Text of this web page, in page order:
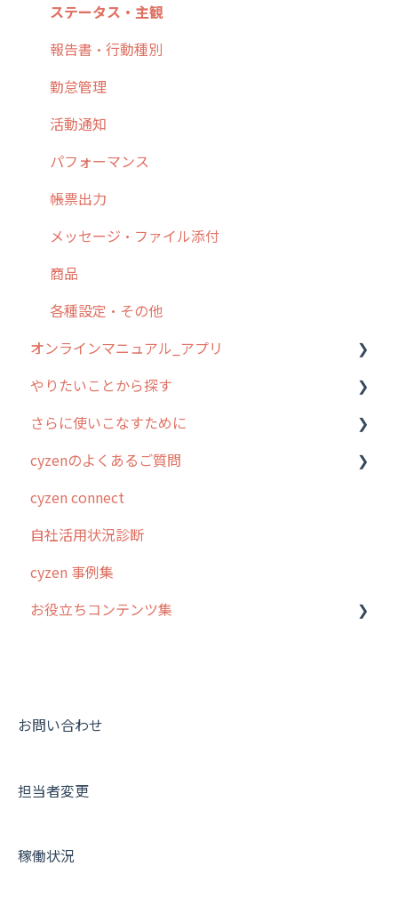
6. 基本的な使い方：ユーザー編
7. 初心者向けよくある質問集
8. 用語集
9. もっと便利に利用するための設定
10.ユーザー向けおすすめの使い方
【業界業種別】cyzen設定方法
ステータス・主観
報告書・行動種別
勤怠管理
活動通知
パフォーマンス
帳票出力
メッセージ・ファイル添付
商品
各種設定・その他
オンラインマニュアル_アプリ
アプリの使い始め
ホーム画面
スポット
報告閲覧
予定
日報
履歴
パフォーマンス
お知らせ
やりたいことから探す
行動管理
勤怠管理
予定管理
スポット
ステータス・主観
報告書・行動種別
活動通知
商品
さらに使いこなすために
はじめに
スポット・ステータス関連オプション
交通費自動計算
安全走行支援
写真管理・高画質化
その他オプション
契約・その他
cyzenのよくあるご質問
ログインについて
グループ・ユーザーについて
GPS・位置情報 について
ルート自動記録 について
報告書について
メンバー画面について
cyzen connect
自社活用状況診断
cyzen 事例集
お役立ちコンテンツ集
動画集：共通
お問い合わせ
担当者変更
稼働状況